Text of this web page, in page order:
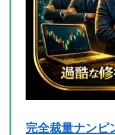
完全裁量ナンピ